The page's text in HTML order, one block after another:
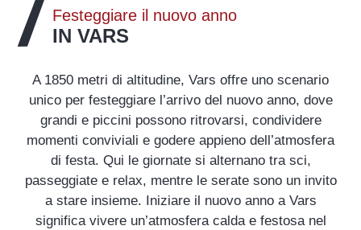
Festeggiare il nuovo anno
IN VARS
A 1850 metri di altitudine, Vars offre uno scenario
unico per festeggiare l’arrivo del nuovo anno, dove
grandi e piccini possono ritrovarsi, condividere
momenti conviviali e godere appieno dell’atmosfera
di festa. Qui le giornate si alternano tra sci,
passeggiate e relax, mentre le serate sono un invito
a stare insieme. Iniziare il nuovo anno a Vars
significa vivere un’atmosfera calda e festosa nel